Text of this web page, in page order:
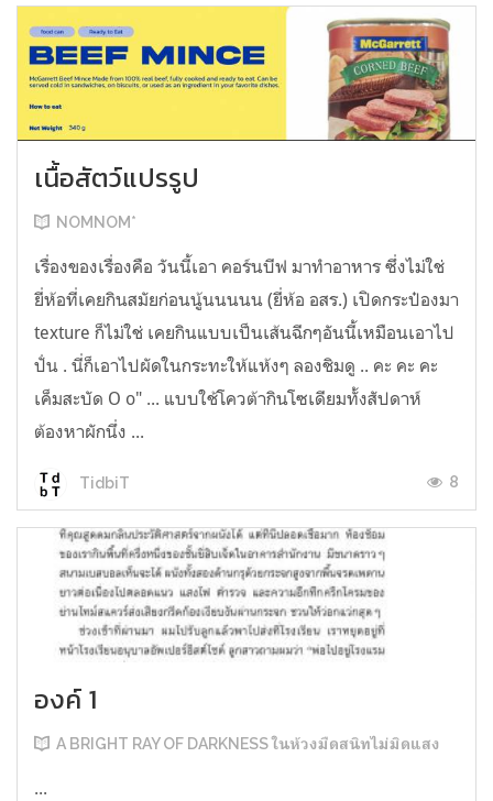
เนื้อสัตว์แปรรูป
NOMNOM*
เรื่องของเรื่องคือ วันนี้เอา คอร์นบีฟ มาทำอาหาร ซึ่งไม่ใช่
ยี่ห้อที่เคยกินสมัยก่อนนู้นนนนน (ยี่ห้อ อสร.) เปิดกระป๋องมา
texture ก็ไม่ใช่ เคยกินแบบเป็นเส้นฉีกๆอันนี้เหมือนเอาไป
ปั่น . นี่ก็เอาไปผัดในกระทะให้แห้งๆ ลองชิมดู .. คะ คะ คะ
เค็มสะบัด O o" ... แบบใช้โควต้ากินโซเดียมทั้งสัปดาห์
ต้องหาผักนึ่ง ...
TidbiT 8
องค์ 1
A BRIGHT RAY OF DARKNESS ในห้วงมืดสนิทไม่มิดแสง
...